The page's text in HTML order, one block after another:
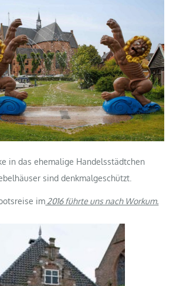
in das ehemalige Handelsstädtchen
sind denkmalgeschützt.
im 2016 führte uns nach Workum.